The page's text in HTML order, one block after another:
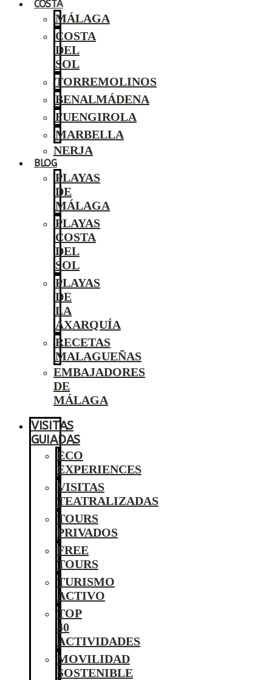
COSTA
MÁLAGA
COSTA
DEL
SOL
TORREMOLINOS
BENALMÁDENA
FUENGIROLA
MARBELLA
NERJA
BLOG
PLAYAS
DE
MÁLAGA
PLAYAS
COSTA
DEL
SOL
PLAYAS
DE
LA
AXARQUÍA
RECETAS
MALAGUEÑAS
EMBAJADORES
DE
MÁLAGA
VISITAS
GUIADAS
ECO
EXPERIENCES
VISITAS
TEATRALIZADAS
TOURS
PRIVADOS
FREE
TOURS
TURISMO
ACTIVO
TOP
40
ACTIVIDADES
MOVILIDAD
SOSTENIBLE